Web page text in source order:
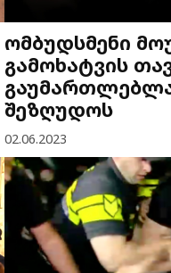
ომბუდსმენი
გამოხატვის
შეზღუდოს
02.06.2023